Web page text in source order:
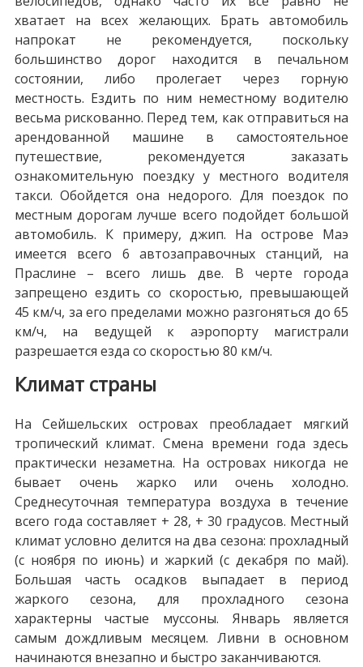
хватает на всех желающих. Брать автомобиль
напрокат не рекомендуется, поскольку
большинство дорог находится в печальном
состоянии, либо пролегает через горную
местность. Ездить по ним неместному водителю
весьма рискованно. Перед тем, как отправиться на
арендованной машине в самостоятельное
путешествие, рекомендуется заказать
ознакомительную поездку у местного водителя
такси. Обойдется она недорого. Для поездок по
местным дорогам лучше всего подойдет большой
автомобиль. К примеру, джип. На острове Маэ
имеется всего 6 автозаправочных станций, на
Праслине – всего лишь две. В черте города
запрещено ездить со скоростью, превышающей
45 км/ч, за его пределами можно разгоняться до 65
км/ч, на ведущей к аэропорту магистрали
разрешается езда со скоростью 80 км/ч.
Климат страны
На Сейшельских островах преобладает мягкий
тропический климат. Смена времени года здесь
практически незаметна. На островах никогда не
бывает очень жарко или очень холодно.
Среднесуточная температура воздуха в течение
всего года составляет + 28, + 30 градусов. Местный
климат условно делится на два сезона: прохладный
(с ноября по июнь) и жаркий (с декабря по май).
Большая часть осадков выпадает в период
жаркого сезона, для прохладного сезона
характерны частые муссоны. Январь является
самым дождливым месяцем. Ливни в основном
начинаются внезапно и быстро заканчиваются.